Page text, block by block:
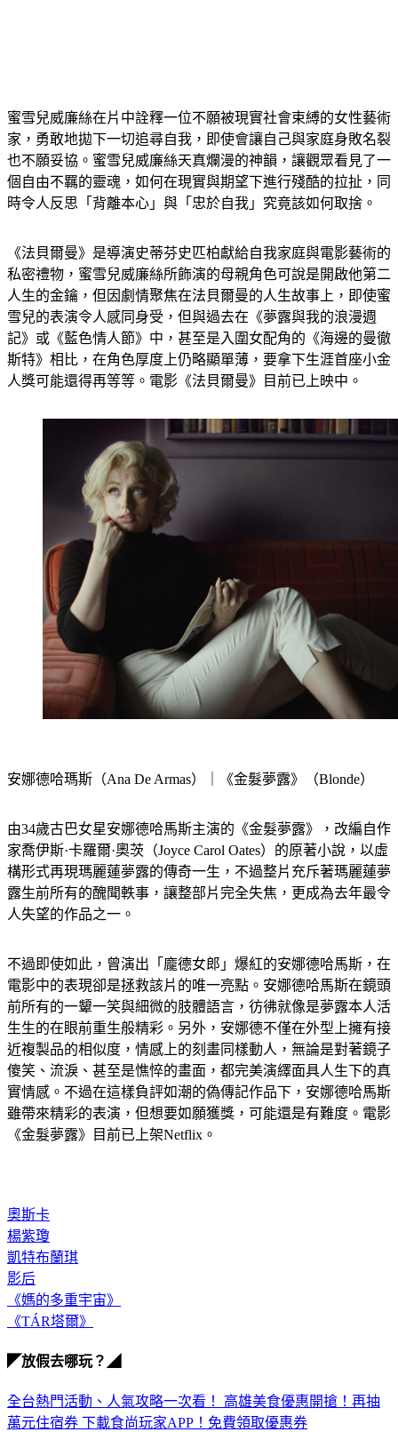
蜜雪兒威廉絲在片中詮釋一位不願被現實社會束縛的女性藝術
家，勇敢地拋下一切追尋自我，即使會讓自己與家庭身敗名裂
也不願妥協。蜜雪兒威廉絲天真爛漫的神韻，讓觀眾看見了一
個自由不羈的靈魂，如何在現實與期望下進行殘酷的拉扯，同
時令人反思「背離本心」與「忠於自我」究竟該如何取捨。
《法貝爾曼》是導演史蒂芬史匹柏獻給自我家庭與電影藝術的
私密禮物，蜜雪兒威廉絲所飾演的母親角色可說是開啟他第二
人生的金鑰，但因劇情聚焦在法貝爾曼的人生故事上，即使蜜
雪兒的表演令人感同身受，但與過去在《夢露與我的浪漫週
記》或《藍色情人節》中，甚至是入圍女配角的《海邊的曼徹
斯特》相比，在角色厚度上仍略顯單薄，要拿下生涯首座小金
人獎可能還得再等等。電影《法貝爾曼》目前已上映中。
安娜德哈瑪斯（Ana De Armas）｜《金髮夢露》（Blonde）
由34歲古巴女星安娜德哈馬斯主演的《金髮夢露》，改編自作
家喬伊斯·卡羅爾·奧茨（Joyce Carol Oates）的原著小說，以虛
構形式再現瑪麗蓮夢露的傳奇一生，不過整片充斥著瑪麗蓮夢
露生前所有的醜聞軼事，讓整部片完全失焦，更成為去年最令
人失望的作品之一。
不過即使如此，曾演出「龐德女郎」爆紅的安娜德哈馬斯，在
電影中的表現卻是拯救該片的唯一亮點。安娜德哈馬斯在鏡頭
前所有的一顰一笑與細微的肢體語言，彷彿就像是夢露本人活
生生的在眼前重生般精彩。另外，安娜德不僅在外型上擁有接
近複製品的相似度，情感上的刻畫同樣動人，無論是對著鏡子
傻笑、流淚、甚至是憔悴的畫面，都完美演繹面具人生下的真
實情感。不過在這樣負評如潮的偽傳記作品下，安娜德哈馬斯
雖帶來精彩的表演，但想要如願獲獎，可能還是有難度。電影
《金髮夢露》目前已上架Netflix。
奧斯卡
楊紫瓊
凱特布蘭琪
影后
《媽的多重宇宙》
《TÁR塔爾》
◤放假去哪玩？◢
全台熱門活動、人氣攻略一次看！ 高雄美食優惠開搶！再抽
萬元住宿券 下載食尚玩家APP！免費領取優惠券